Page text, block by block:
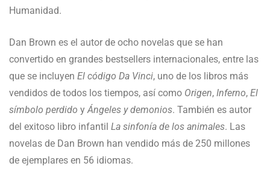
Humanidad.
Dan Brown es el autor de ocho novelas que se han
convertido en grandes bestsellers internacionales, entre las
que se incluyen El código Da Vinci, uno de los libros más
vendidos de todos los tiempos, así como Origen, Inferno, El
símbolo perdido yÁngeles y demonios. También es autor
del exitoso libro infantil La sinfonía de los animales. Las
novelas de Dan Brown han vendido más de 250 millones
de ejemplares en 56 idiomas.